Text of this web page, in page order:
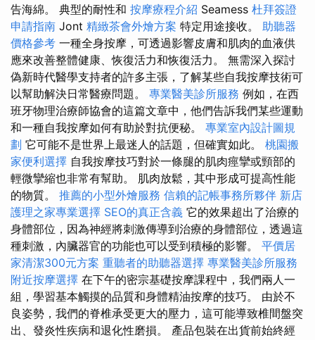
告海綿。 典型的耐性和 按摩療程介紹 Seamess 杜拜簽證
申請指南 Jont 精緻茶會外燴方案 特定用途接收。 助聽器
價格參考 一種全身按摩，可透過影響皮膚和肌肉的血液供
應來改善整體健康、恢復活力和恢復活力。 無需深入探討
偽新時代醫學支持者的許多主張，了解某些自我按摩技術可
以幫助解決日常醫療問題。 專業醫美診所服務 例如，在西
班牙物理治療師協會的這篇文章中，他們告訴我們某些運動
和一種自我按摩如何有助於對抗便秘。 專業室內設計圖規
劃 它可能不是世界上最迷人的話題，但確實如此。 桃園搬
家便利選擇 自我按摩技巧對於一條腿的肌肉痙攣或頸部的
輕微攣縮也非常有幫助。 肌肉放鬆，其中形成可提高性能
的物質。 推薦的小型外燴服務 信賴的記帳事務所夥伴 新店
護理之家專業選擇 SEO的真正含義 它的效果超出了治療的
身體部位，因為神經將刺激傳導到治療的身體部位，透過這
種刺激，內臟器官的功能也可以受到積極的影響。 平價居
家清潔300元方案 重聽者的助聽器選擇 專業醫美診所服務
附近按摩選擇 在下午的密宗基礎按摩課程中，我們兩人一
組，學習基本觸摸的品質和身體精油按摩的技巧。 由於不
良姿勢，我們的脊椎承受更大的壓力，這可能導致椎間盤突
出、發炎性疾病和退化性磨損。 產品包裝​​在出貨前始終經